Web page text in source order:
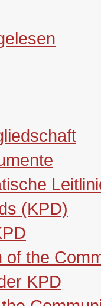
(KPD)
of the
KPD